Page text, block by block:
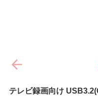
テレビ録画向け